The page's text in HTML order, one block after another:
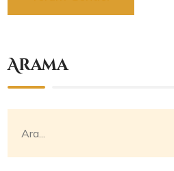
Arama